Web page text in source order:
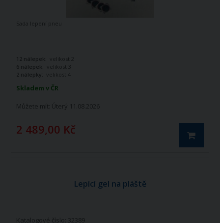
Skladem v ČR
Můžete mít: Úterý 11.08.2026
2 489,00 Kč
Sada lepení pneu
12 nálepek:
velikost 2
6 nálepek:
velikost 3
2 nálepky:
velikost 4
Lepící gel na pláště
Katalogové číslo: 32389